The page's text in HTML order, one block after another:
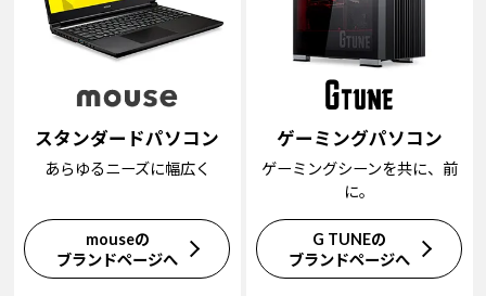
スタンダードパソコン
あらゆるニーズに幅広く
mouseの
ブランドページへ
ゲーミングパソコン
ゲーミングシーンを共に、前
に。
G TUNEの
ブランドページへ